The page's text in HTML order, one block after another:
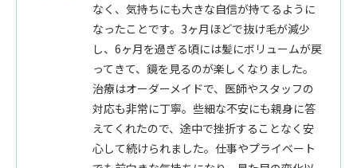
なく、気持ちにも大きな自信が持てるように
なったことです。3ヶ月ほどで抜け毛が減少
し、6ヶ月を過ぎる頃には髪にボリュームが戻
ってきて、鏡を見るのが楽しくなりました。
治療はオーダーメイドで、医師やスタッフの
対応も非常に丁寧。些細な不安にも親身に答
えてくれたので、途中で挫折することなく安
心して続けられました。仕事やプライベート